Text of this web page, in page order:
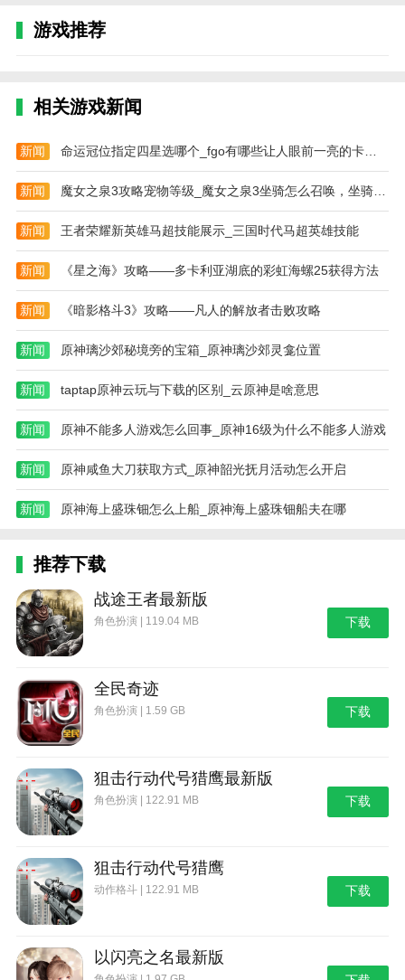
巴士奇妙屋、宝宝巴士乐园、宝宝超市、宝宝地震安全
软件功能
1.查询观测记录
依照自己的需求设定对应的查询条件，如时间+鸟种
名，或时间+地点，即可帮你探寻一年四季、全国各地
鸟类的踪迹。
2.发布鸟图、观鸟笔记
随时随地发布自己拍摄的精彩鸟图或观鸟笔记，建立自
己的个人相册及观鸟笔记。发布时不认识鸟种怎么办？
别着急，试试AI智能识别吧。
应用特色
-通过可爱生动的图片和声音帮助宝宝认识各种不同的
鸟类
-提供简单易懂的文字介绍，帮助宝宝学习鸟类的特点
和习性
-互动性强让宝宝参与其中，提高注意力和学习兴趣
-定期更新内容，持续丰富宝宝的鸟类知识
更新日志
最新版本：v9.80.00.00 更新时间：2024-08-19
-修复已知bug，请宝妈宝爸们放心使用。
搜索【宝宝巴士】，就可以下载所有APP、儿歌、
288190979，一起为孩子做更多更好的产品。
游戏推荐
相关游戏新闻
新闻 命运冠位指定四星选哪个_fgo有哪些让人眼前一亮的卡图呢
新闻 魔女之泉3攻略宠物等级_魔女之泉3坐骑怎么召唤，坐骑使用攻略
新闻 王者荣耀新英雄马超技能展示_三国时代马超英雄技能
新闻 《星之海》攻略——多卡利亚湖底的彩虹海螺25获得方法
新闻 《暗影格斗3》攻略——凡人的解放者击败攻略
新闻 原神璃沙郊秘境旁的宝箱_原神璃沙郊灵龛位置
新闻 taptap原神云玩与下载的区别_云原神是啥意思
新闻 原神不能多人游戏怎么回事_原神16级为什么不能多人游戏
新闻 原神咸鱼大刀获取方式_原神韶光抚月活动怎么开启
新闻 原神海上盛珠钿怎么上船_原神海上盛珠钿船夫在哪
推荐下载
战途王者最新版
角色扮演 | 119.04 MB 下载
全民奇迹
角色扮演 | 1.59 GB 下载
狙击行动代号猎鹰最新版
角色扮演 | 122.91 MB 下载
狙击行动代号猎鹰
动作格斗 | 122.91 MB 下载
以闪亮之名最新版